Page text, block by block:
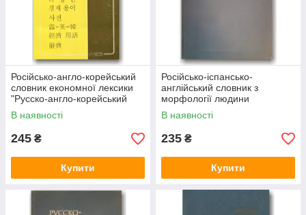
Російсько-англо-корейський
словник економної лексики
"Русско-англо-корейський
словник економії
В наявності
245 ₴
Купити
Російсько-іспансько-
англійський словник з
морфології людини
В наявності
235 ₴
Купити